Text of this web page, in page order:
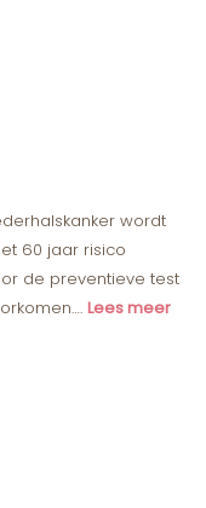
wordt
60 jaar risico
de preventieve test
Lees meer